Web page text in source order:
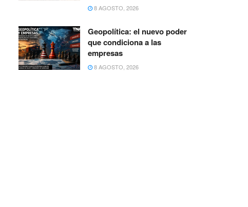
8 AGOSTO, 2026
Geopolítica: el nuevo poder
que condiciona a las
empresas
8 AGOSTO, 2026